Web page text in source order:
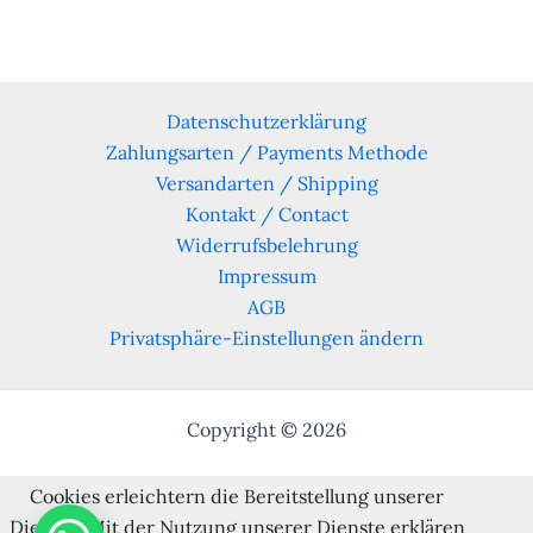
Datenschutzerklärung
Zahlungsarten / Payments Methode
Versandarten / Shipping
Kontakt / Contact
Widerrufsbelehrung
Impressum
AGB
Privatsphäre-Einstellungen ändern
Copyright © 2026
Cookies erleichtern die Bereitstellung unserer
Dienste. Mit der Nutzung unserer Dienste erklären